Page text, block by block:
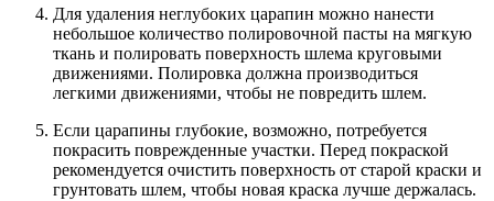
Для удаления неглубоких царапин можно нанести
небольшое количество полировочной пасты на мягкую
ткань и полировать поверхность шлема круговыми
движениями. Полировка должна производиться
легкими движениями, чтобы не повредить шлем.
Если царапины глубокие, возможно, потребуется
покрасить поврежденные участки. Перед покраской
рекомендуется очистить поверхность от старой краски и
грунтовать шлем, чтобы новая краска лучше держалась.